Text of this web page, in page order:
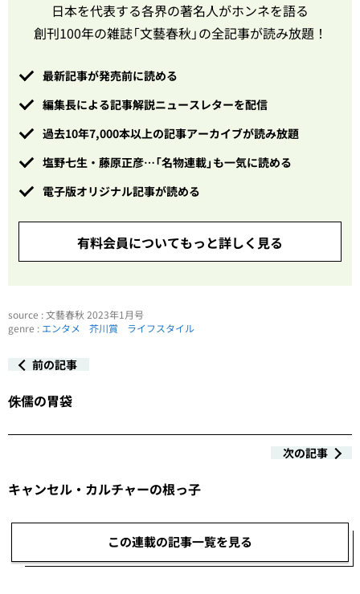
日本を代表する各界の著名人がホンネを語る
創刊100年の雑誌「文藝春秋」の全記事が読み放題！
最新記事が発売前に読める
編集長による記事解説ニュースレターを配信
過去10年7,000本以上の記事アーカイブが読み放題
塩野七生・藤原正彦…「名物連載」も一気に読める
電子版オリジナル記事が読める
有料会員についてもっと詳しく見る
source : 文藝春秋 2023年1月号
genre : エンタメ 芥川賞 ライフスタイル
前の記事
侏儒の胃袋
次の記事
キャンセル・カルチャーの根っ子
この連載の記事一覧を見る